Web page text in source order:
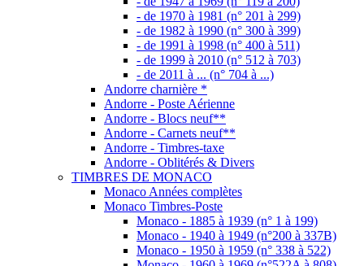
Monaco - 1940 à 1949 (n°200 à 337B)
Monaco - 1950 à 1959 (n° 338 à 522)
Monaco - 1960 à 1969 (n°522A à 808)
Monaco - 1970 à 1979 (n°809 à 1208)
Monaco - 1980 à 1989 (n° 1209 à 1704)
Monaco - 1990 à 1999 (n° 1705 à 2229)
Monaco - 2000 à 2009 (n° 2230 à 2718)
Monaco - 2010 à 2019 (n° 2719 à 3213)
Monaco - 2020 à ... (n° 3214 à ...)
Monaco Poste aérienne
Monaco - Blocs & Feuillets
Monaco - Feuilles neuves **
Monaco - Carnets neufs **
Monaco - Taxes
Monaco - Préoblitérés
Monaco - Produits divers
TIMBRES DOM - TOM
Mayotte